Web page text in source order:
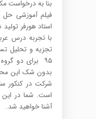
بنا به درخواست
استاد هورفر
با تجربه درس
تجزیه و تحلیل
۹۵ برای دو
بدون شک این
شرکت در کنکور
است. شما در
آشنا خواهید شد.